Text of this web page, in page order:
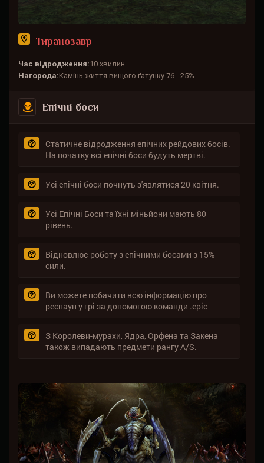
Тиранозавр
Час відродження:10 хвилин
Нагорода:Камінь життя вищого ґатунку 76 - 25%
Епічні боси
Статичне відродження епічних рейдових босів.
На початку всі епічні боси будуть мертві.
Усі епічні боси почнуть з'являтися 20 квітня.
Усі Епічні Боси та їхні міньйони мають 80
рівень.
Відновлює роботу з епічними босами з 15%
сили.
Ви можете побачити всю інформацію про
респаун у грі за допомогою команди .epic
З Королеви-мурахи, Ядра, Орфена та Закена
також випадають предмети рангу A/S.